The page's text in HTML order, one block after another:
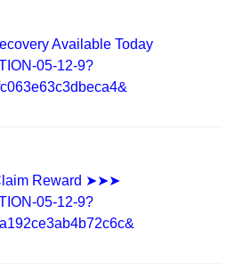
Available Today
05-12-9?
Reward ➤➤➤
05-12-9?